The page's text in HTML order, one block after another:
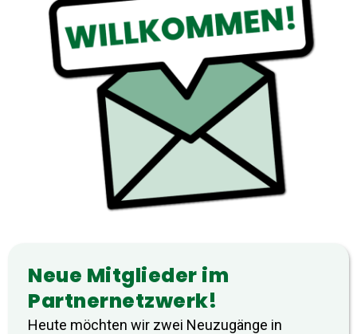
Neue Mitglieder im
Partnernetzwerk!
Heute möchten wir zwei Neuzugänge in